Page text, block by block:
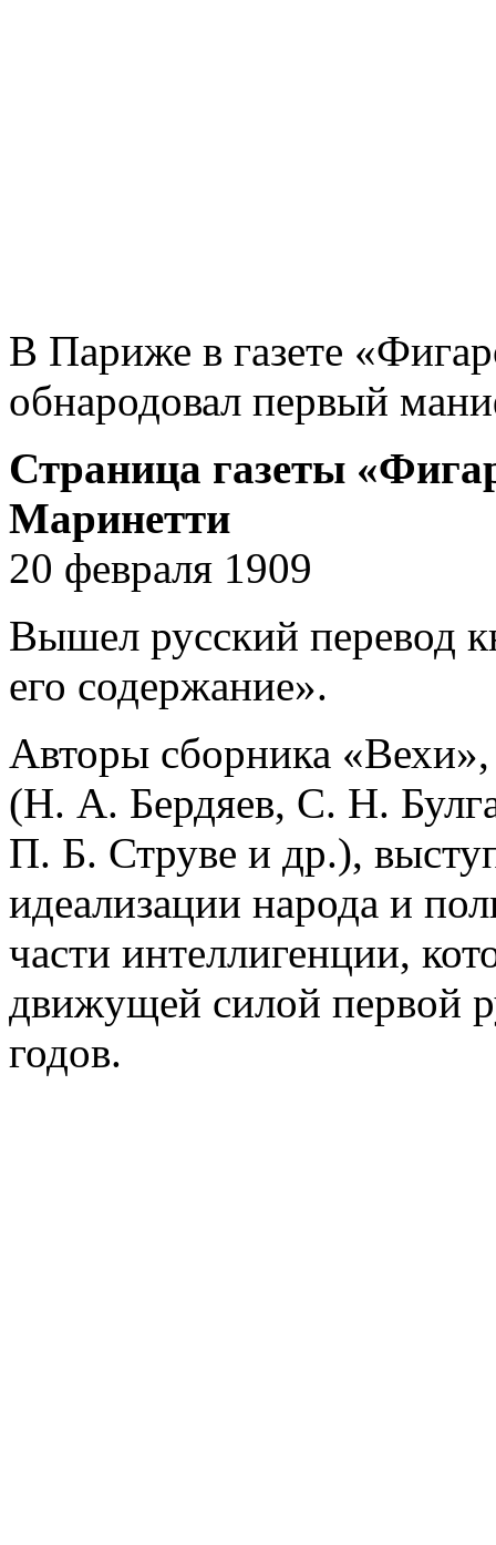
В Париже в газете
обнародовал первый
Страница газеты
Маринетти
20 февраля 1909
Вышел русский перевод
его содержание».
Авторы сборника
(Н. А. Бердяев, С. Н.
П. Б. Струве и др.),
идеализации народа и
части интеллигенции,
движущей силой первой
годов.